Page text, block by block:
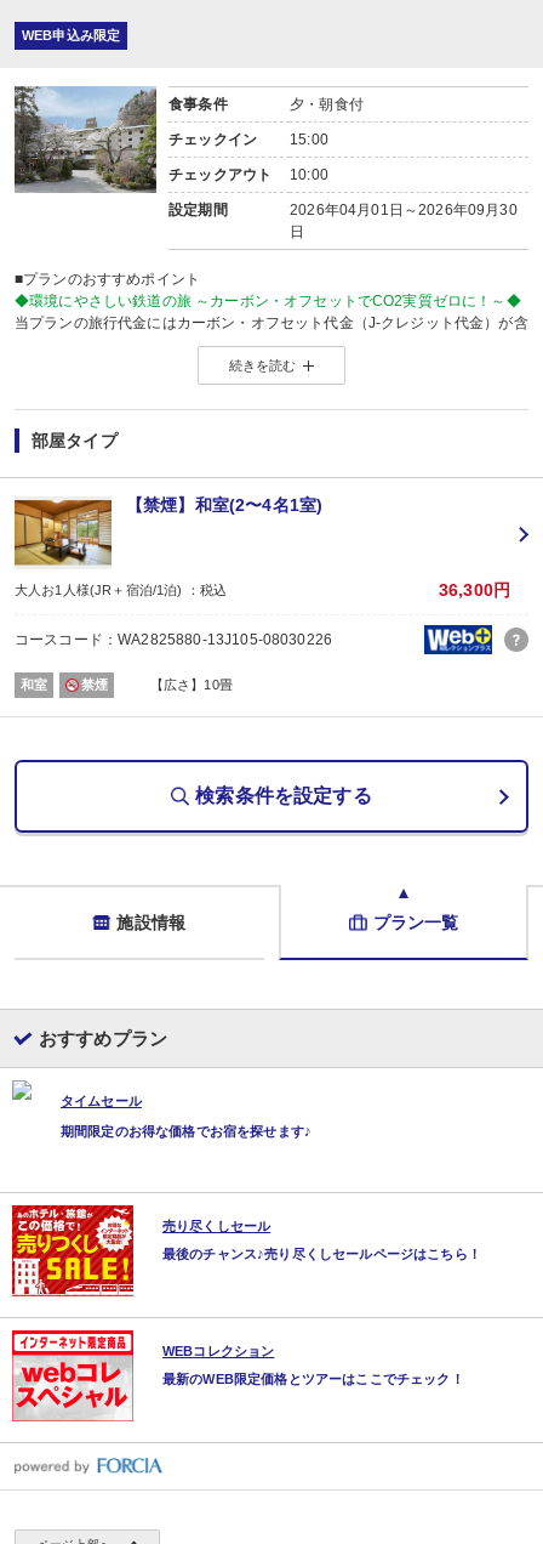
レストラン
WEB申込み限定
食事条件 夕・朝食付
チェックイン 15:00
チェックアウト 10:00
設定期間
2026年04月01日～2026年09月30
日
■プランのおすすめポイント
◆環境にやさしい鉄道の旅 ～カーボン・オフセットでCO2実質ゼロに！～◆
当プランの旅行代金にはカーボン・オフセット代金（J-クレジット代金）が含
森林保全に役立てられます。
旅行の移動で排出されるCO2を埋め合わせ（オフセット）出来る仕組みとなっ
※カーボン・オフセットについて、詳しくはこちら
※購入先：東武鉄道者有林
※J-クレジット制度とは…省エネルギー機器の導入や森林経営などの取組みに
J-クレジットの購入は、地域の森林整備を応援することに繋がります。
【お楽しみメニュー】
・夕食時、ビール中瓶2人で1本又は日本酒1合又はソフトドリンク1杯付
・誕生日・結婚記念日・賀寿のご旅行の場合、ちょっぴりお楽しみ又は記念写
※記念日の前後1週間が宿泊期間中に含まれる場合に限ります。証明できるも
※予約条件入力の画面でチェックを入れてください。
2名1室ご利用の場合、
おとな1名＋こども1名ご利用でも、お子様はこども代金でOK♪
※通常「おとな1名＋こども1名」で2名1室ご利用の場合、お子様はおとなと同
東武鉄道新藤原駅乗換、野岩鉄道川治湯元駅からお宿までは送迎がございます
（13：00～18：00／要事前予約）
※時刻は予告なく変更になる場合がございます。
※ご希望のお客様は、ご予約日の翌日以降にお客様自身で宿泊施設にご連絡く
レストラン
※時間の選択はできません。チェックイン時にご案内します。
■朝食
※時間の選択はできません。チェックイン時にご案内します。
続きを読む
部屋タイプ
【禁煙】和室(2〜4名1室)
大人お1人様(JR＋宿泊/1泊) ：税込 36,300円
コースコード：WA2825880-13J105-08030226
和室 禁煙 【広さ】10畳
検索条件を設定する
施設情報 プラン一覧
おすすめプラン
タイムセール
期間限定のお得な価格でお宿を探せます♪
売り尽くしセール
最後のチャンス♪売り尽くしセールページはこちら！
WEBコレクション
最新のWEB限定価格とツアーはここでチェック！